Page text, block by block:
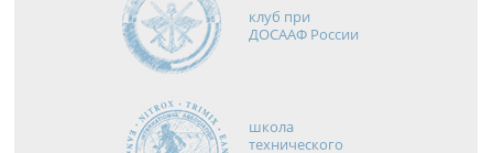
клуб при
ДОСААФ России
школа
технического